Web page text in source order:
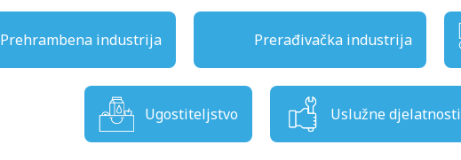
Prehrambena industrija Prerađivačka industrija
Ugostiteljstvo Uslužne djelatnosti